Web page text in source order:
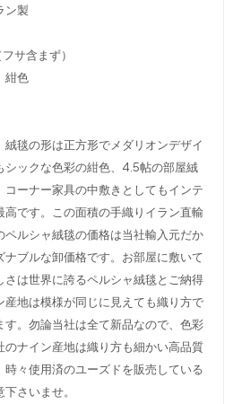
ン製
サ含まず）
紺色
毯の形は正方形でメダリオンデザイ
シックな色彩の紺色、4.5帖の部屋絨
ーナー家具の中敷きとしてもインテ
高です。この面積の手織りイラン直輸
ペルシャ絨毯の価格は当社輸入元だか
ナブルな卸価格です。お部屋に敷いて
さは世界に誇るペルシャ絨毯とご納得
産地は模様が同じに見えても織り方で
す。勿論当社は全て新品なので、色彩
のナイン産地は織り方も細かい高品質
々使用済のユーズドを販売している
さいませ。